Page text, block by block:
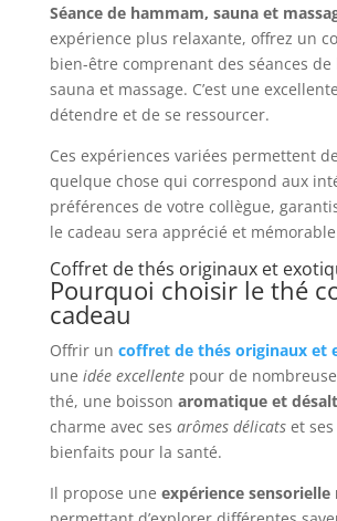
Séance de hammam, sauna et
expérience plus relaxante, offrez un
bien-être comprenant des séances de
sauna et massage. C’est une
détendre et de se ressourcer.
Ces expériences variées permettent
quelque chose qui correspond aux
préférences de votre collègue,
le cadeau sera apprécié et
Coffret de thés originaux et
Pourquoi choisir le thé
cadeau
Offrir un coffret de thés originaux et
une idée excellentepour de
thé, une boisson aromatique et
charme avec ses arômes délicatset ses
bienfaits pour la santé.
Il propose une expérience sensorielle